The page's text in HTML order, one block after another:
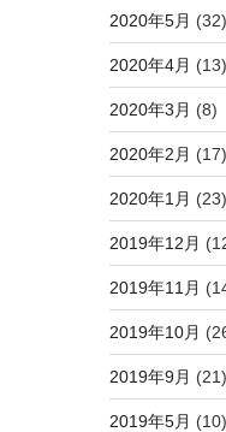
2020年5月 (32)
2020年4月 (13)
2020年3月 (8)
2020年2月 (17)
2020年1月 (23)
2019年12月
2019年11月
2019年10月
2019年9月 (21)
2019年5月 (10)